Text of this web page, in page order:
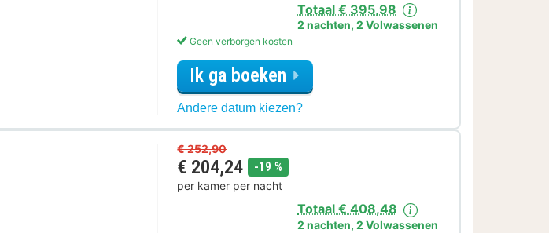
Totaal € 395,98
2 nachten,2 Volwassenen
Geen verborgen kosten
Ik ga boeken
Andere datum kiezen?voor
€ 252,90
€ 204,24 -19 %
per kamer per nacht
Totaal € 408,48
2 nachten,2 Volwassenen